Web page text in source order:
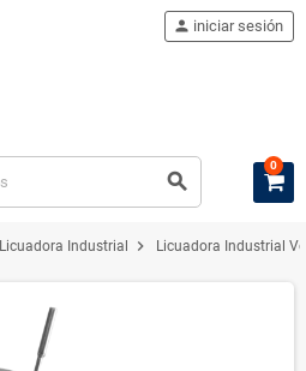
search
person iniciar sesión
0
Licuadora Industrial chevron_right Licuadora Industrial